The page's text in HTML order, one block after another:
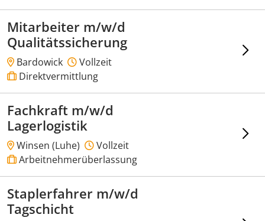
Mitarbeiter m/w/d
Qualitätssicherung
Bardowick
Vollzeit
Direktvermittlung
Fachkraft m/w/d
Lagerlogistik
Winsen (Luhe)
Vollzeit
Arbeitnehmerüberlassung
Staplerfahrer m/w/d
Tagschicht